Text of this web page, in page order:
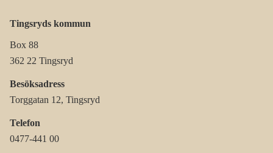
Tingsryds kommun
Box 88
362 22 Tingsryd
Besöksadress
Torggatan 12, Tingsryd
Telefon
0477-441 00